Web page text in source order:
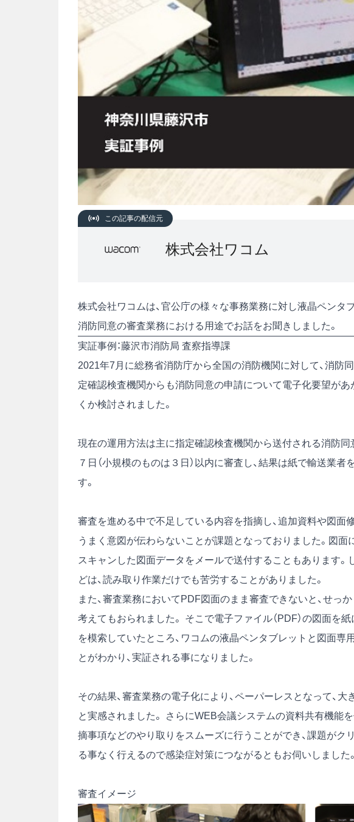
この記事の配信元
株式会社ワコム
株式会社ワコムは、官公庁の様々な事務業務に対し液晶ペンタ
消防同意の審査業務における用途でお話をお聞きしました。
実証事例：藤沢市消防局 査察指導課
2021年7月に総務省消防庁から全国の消防機関に対して、消防
定確認検査機関からも消防同意の申請について電子化要望が
くか検討されました。
現在の運用方法は主に指定確認検査機関から送付される消防同
７日（小規模のものは３日）以内に審査し、結果は紙で輸送業
す。
審査を進める中で不足している内容を指摘し、追加資料や図面
うまく意図が伝わらないことが課題となっておりました。図面
スキャンした図面データをメールで送付することもあります。
どは、読み取り作業だけでも苦労することがありました。
また、審査業務においてPDF図面のまま審査できないと、せっ
考えてもおられました。 そこで電子ファイル（PDF）の図面を
を模索していたところ、ワコムの液晶ペンタブレットと図面専
とがわかり、実証される事になりました。
その結果、審査業務の電子化により、ペーパーレスとなって、
と実感されました。 さらにWEB会議システムの資料共有機能
摘事項などのやり取りをスムーズに行うことができ、課題がク
る事なく行えるので感染症対策につながるともお伺いしました。
審査イメージ